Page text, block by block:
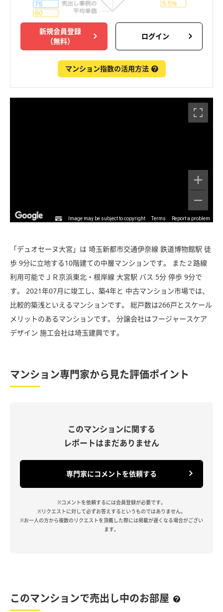
新規会員登録
（無料）
ログイン
マンション指数の活用方法
Image may be subject to copyright Terms Report a problem
「デュオセーヌ大宮」は 埼玉新都市交通伊奈線 鉄道博物館駅 徒
歩 9分に立地する10階建ての中層マンションです。 また２路線
利用可能でＪＲ京浜東北・根岸線 大宮駅 バス 5分 停歩 9分で
す。 2021年07月に竣工し、築4年と 中古マンション市場では、
比較的築浅といえるマンションです。 総戸数は266戸とスケール
メリットのあるマンションです。 分譲会社はフージャースケア
デザイン 施工会社は埼玉建興です。
マンション専門家から見た評価ポイント
このマンションに関する
レポートはまだありません
専門家にコメントを依頼する
※コメントを依頼するには会員登録が必要です。
※リクエストに対して必ずお答えするというものではありません。
※お一人の方から複数のリクエストを頂戴した際には掲載が遅くなる場合がござい
ます。
このマンションで売出し中のお部屋